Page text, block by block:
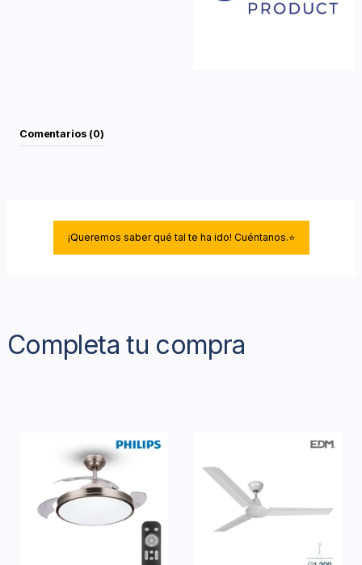
Comentarios (0)
¡Queremos saber qué tal te ha ido! Cuéntanos.⭐
Completa tu compra